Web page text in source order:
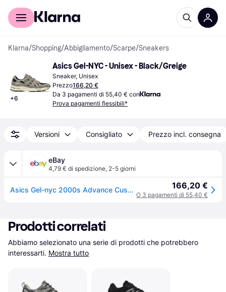
Per il tuo shopping
Klarna/Shopping/Abbigliamento/Scarpe/Sneakers
+6
Asics Gel-NYC - Unisex - Black/Greige
Sneaker, Unisex
Prezzo166,20 €
Da 3 pagamenti di 55,40 € con
Prova pagamenti flessibili*
Versioni Consigliato Prezzo incl. consegna
eBay
4,79 € di spedizione, 2-5 giorni
Asics Gel-nyc 2000s Advance Cushioned Suede Sneakers Uomo Grigio Nero Uk 8 - 11 166,20 €
O 3 pagamenti di 55,40 €
Prodotti correlati
Abbiamo selezionato una serie di prodotti che potrebbero
interessarti. Mostra tutto